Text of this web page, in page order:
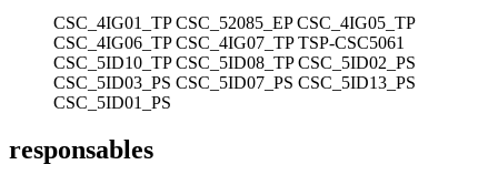
CSC_4IG01_TP CSC_52085_EP CSC_4IG05_TP
CSC_4IG06_TP CSC_4IG07_TP TSP-CSC5061
CSC_5ID10_TP CSC_5ID08_TP CSC_5ID02_PS
CSC_5ID03_PS CSC_5ID07_PS CSC_5ID13_PS
CSC_5ID01_PS
responsables